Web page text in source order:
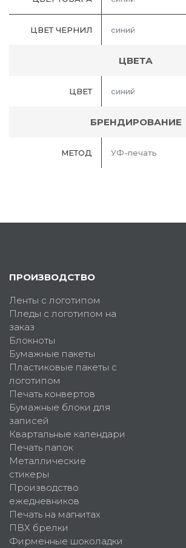
ЦВЕТ ЧЕРНИЛ синий
ЦВЕТА
ЦВЕТ синий
БРЕНДИРОВАНИЕ
МЕТОД УФ-печать
ПРОИЗВОДСТВО
Ленты с логотипом
Пледы с логотипом на
заказ
Блокноты
Бумажные пакеты
Пластиковые пакеты с
логотипом
Печать конвертов
Бумажные блоки для
записей
Квартальные календари
Печать папок
Металлические
стикеры
Производство
ежедневников
Печать на магнитах
ПВХ брелки
Фирменные шоколадки